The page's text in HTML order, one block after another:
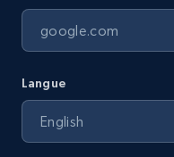
Langue